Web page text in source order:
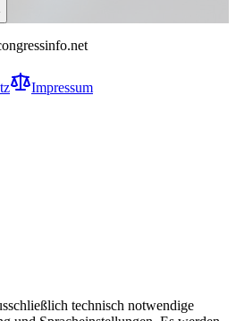
Impressum
technisch notwendige